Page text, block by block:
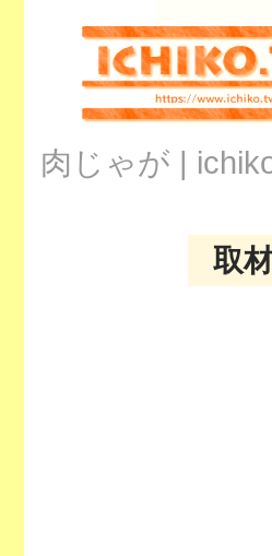
肉じゃが |
取